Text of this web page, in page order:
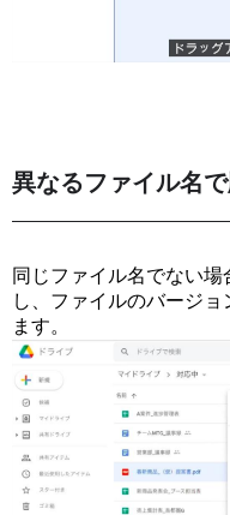
異なるファイル名
同じファイル名でない
し、ファイルのバージ
ます。